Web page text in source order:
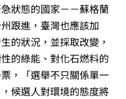
狀態的國家－－蘇格蘭
跟進，臺灣也應該加
的狀況，並採取改變，
的綠能、對化石燃料的
，「選舉不只關係單一
候選人對環境的態度將